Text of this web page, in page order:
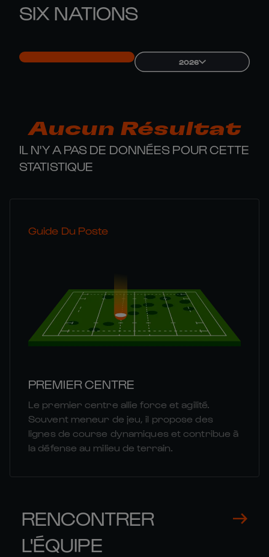
SIX NATIONS
2026
Aucun Résultat
IL N'Y A PAS DE DONNÉES POUR CETTE
STATISTIQUE
Guide Du Poste
PREMIER CENTRE
Le premier centre allie force et agilité.
Souvent meneur de jeu, il propose des
lignes de course dynamiques et contribue à
la défense au milieu de terrain.
RENCONTRER
L'ÉQUIPE